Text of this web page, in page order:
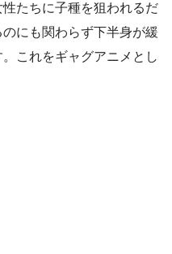
たちに子種を狙われるだ
にも関わらず下半身が緩
これをギャグアニメとし